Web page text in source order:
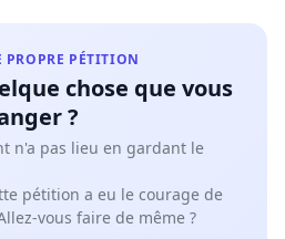
PROPRE PÉTITION
chose que vous
?
n'a pas lieu en gardant le
pétition a eu le courage de
vous faire de même ?